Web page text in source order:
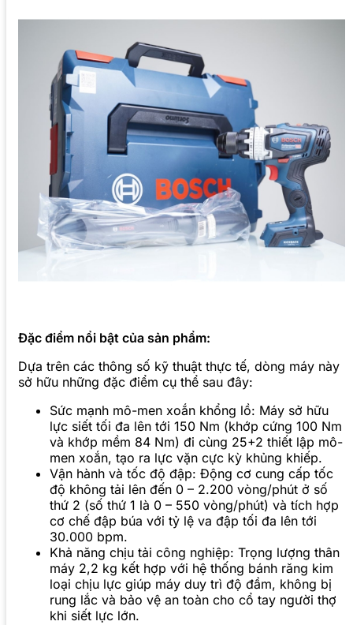
Đặc điểm nổi bật của sản phẩm:
Dựa trên các thông số kỹ thuật thực tế, dòng máy này
sở hữu những đặc điểm cụ thể sau đây:
Sức mạnh mô-men xoắn khổng lồ: Máy sở hữu
lực siết tối đa lên tới 150 Nm (khớp cứng 100 Nm
và khớp mềm 84 Nm) đi cùng 25+2 thiết lập mô-
men xoắn, tạo ra lực vặn cực kỳ khủng khiếp.
Vận hành và tốc độ đập: Động cơ cung cấp tốc
độ không tải lên đến 0 – 2.200 vòng/phút ở số
thứ 2 (số thứ 1 là 0 – 550 vòng/phút) và tích hợp
cơ chế đập búa với tỷ lệ va đập tối đa lên tới
30.000 bpm.
Khả năng chịu tải công nghiệp: Trọng lượng thân
máy 2,2 kg kết hợp với hệ thống bánh răng kim
loại chịu lực giúp máy duy trì độ đầm, không bị
rung lắc và bảo vệ an toàn cho cổ tay người thợ
khi siết lực lớn.